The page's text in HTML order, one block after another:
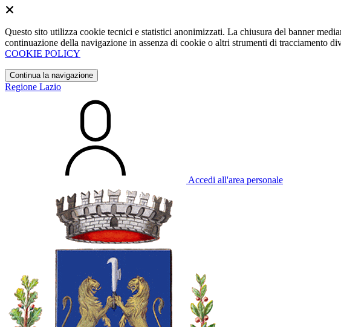
Questo sito utilizza cookie tecnici e statistici anonimizzati. La chiusura del banner
continuazione della navigazione in assenza di cookie o altri strumenti di tracciamento
COOKIE POLICY
Continua la navigazione
Regione Lazio
Accedi all'area personale